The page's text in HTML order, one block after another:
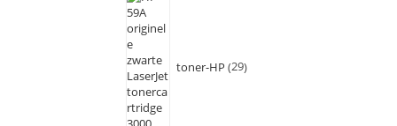
toner-HP 29